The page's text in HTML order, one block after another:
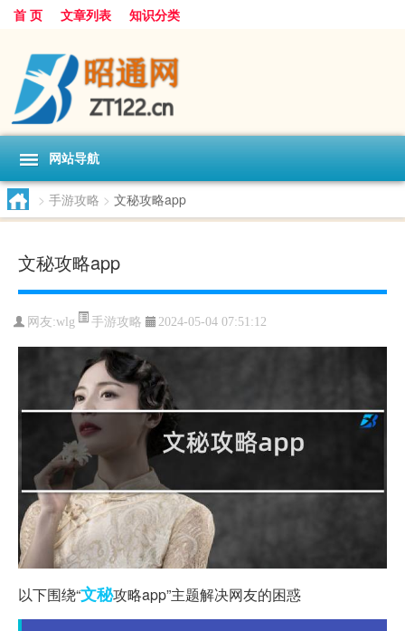
首 页 文章列表 知识分类
网站导航
> 手游攻略 > 文秘攻略app
文秘攻略app
网友:wlg 手游攻略 2024-05-04 07:51:12
以下围绕“文秘攻略app”主题解决网友的困惑